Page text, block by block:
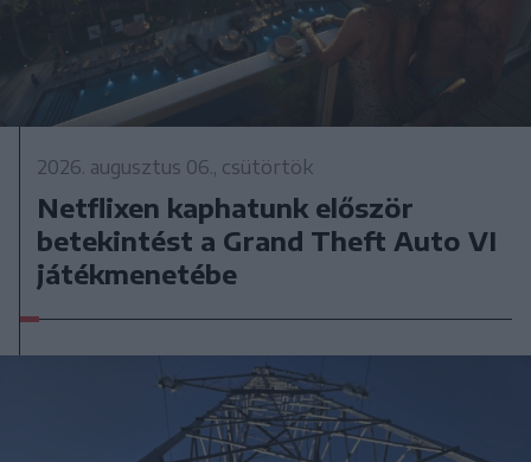
2026. augusztus 06., csütörtök
Netflixen kaphatunk először
betekintést a Grand Theft Auto VI
játékmenetébe